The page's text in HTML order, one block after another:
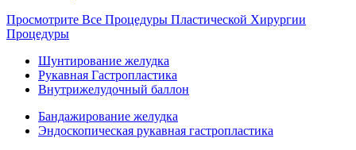
Просмотрите Все Процедуры Пластической Хирургии
Процедуры
Шунтирование желудка
Рукавная Гастропластика
Внутрижелудочный баллон
Бандажирование желудка
Эндоскопическая рукавная гастропластика